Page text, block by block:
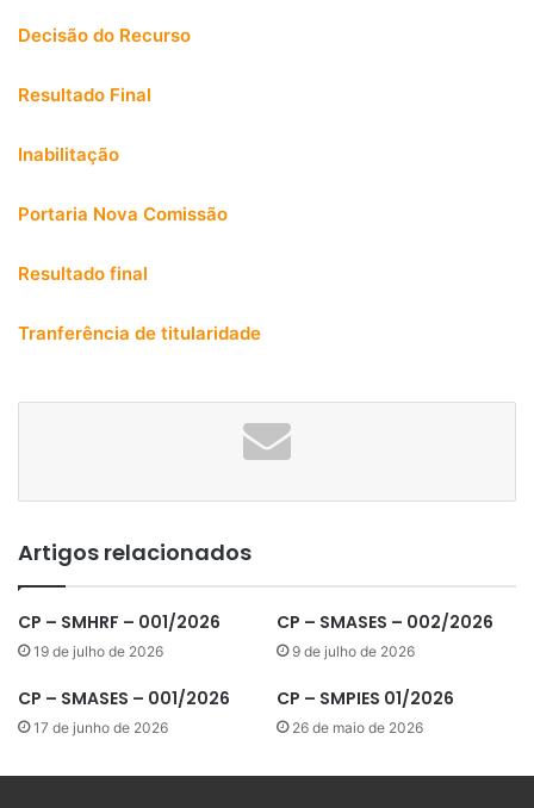
Decisão do Recurso
Resultado Final
Inabilitação
Portaria Nova Comissão
Resultado final
Tranferência de titularidade
Artigos relacionados
CP – SMHRF – 001/2026
19 de julho de 2026
CP – SMASES – 002/2026
9 de julho de 2026
CP – SMASES – 001/2026
17 de junho de 2026
CP – SMPIES 01/2026
26 de maio de 2026